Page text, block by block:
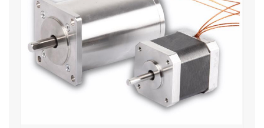
Polski
Español